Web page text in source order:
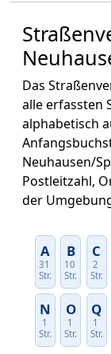
Das
alle erfassten
alphabetisch
Neuhausen/
Postleitzahl,
der
A
31
Str.
B
10
Str.
C
2
Str.
N
1
Str.
O
1
Str.
Q
1
Str.